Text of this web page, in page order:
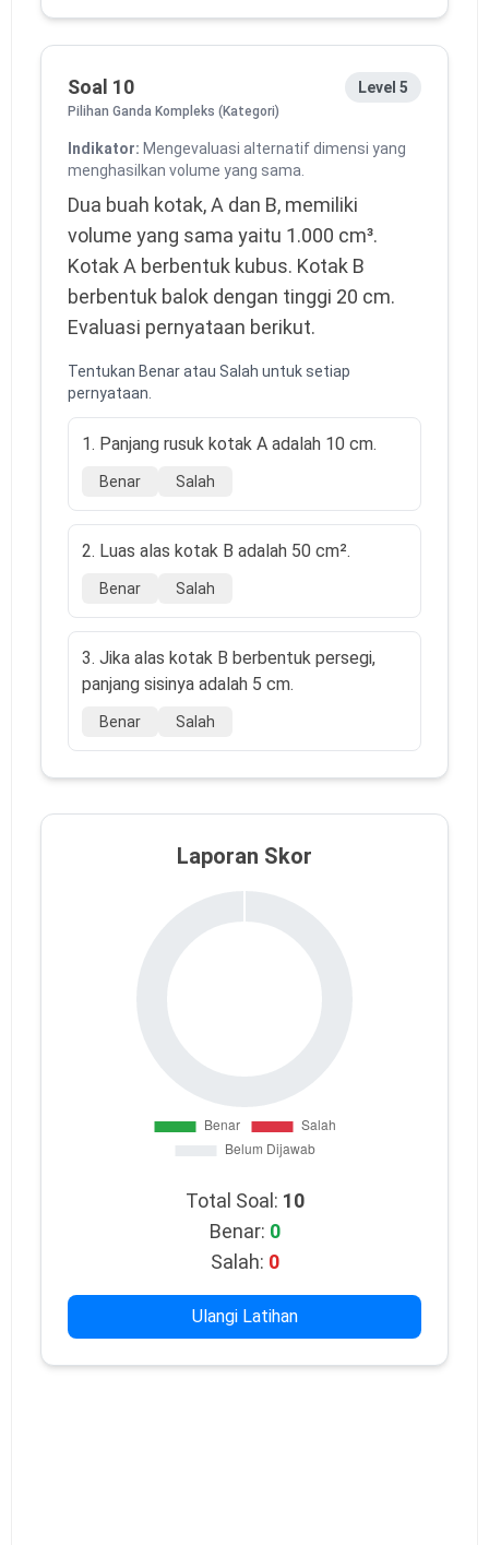
Soal 10
Pilihan Ganda Kompleks (Kategori)
Level 5
Indikator: Mengevaluasi alternatif dimensi yang
menghasilkan volume yang sama.
Dua buah kotak, A dan B, memiliki
volume yang sama yaitu 1.000 cm³.
Kotak A berbentuk kubus. Kotak B
berbentuk balok dengan tinggi 20 cm.
Evaluasi pernyataan berikut.
Tentukan Benar atau Salah untuk setiap
pernyataan.
1. Panjang rusuk kotak A adalah 10 cm.
Benar Salah
2. Luas alas kotak B adalah 50 cm².
Benar Salah
3. Jika alas kotak B berbentuk persegi,
panjang sisinya adalah 5 cm.
Benar Salah
Laporan Skor
Total Soal: 10
Benar: 0
Salah: 0
Ulangi Latihan